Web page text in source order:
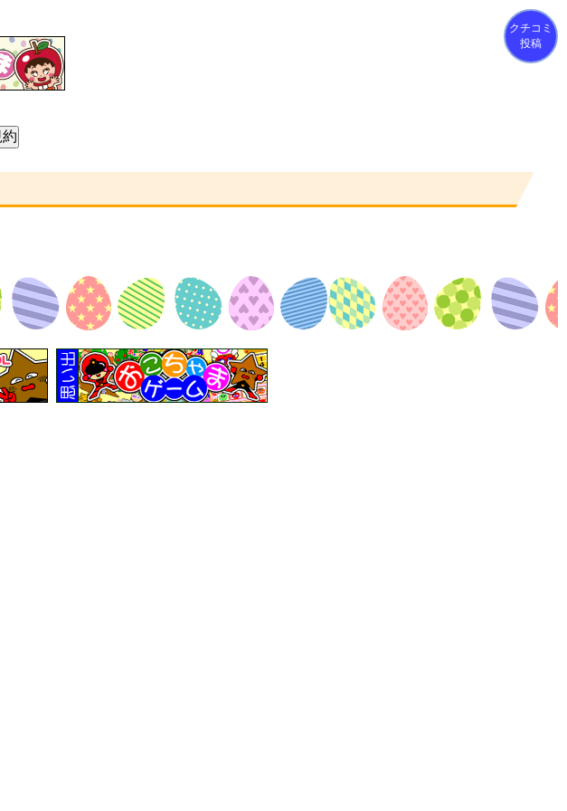
クチコミ
投稿